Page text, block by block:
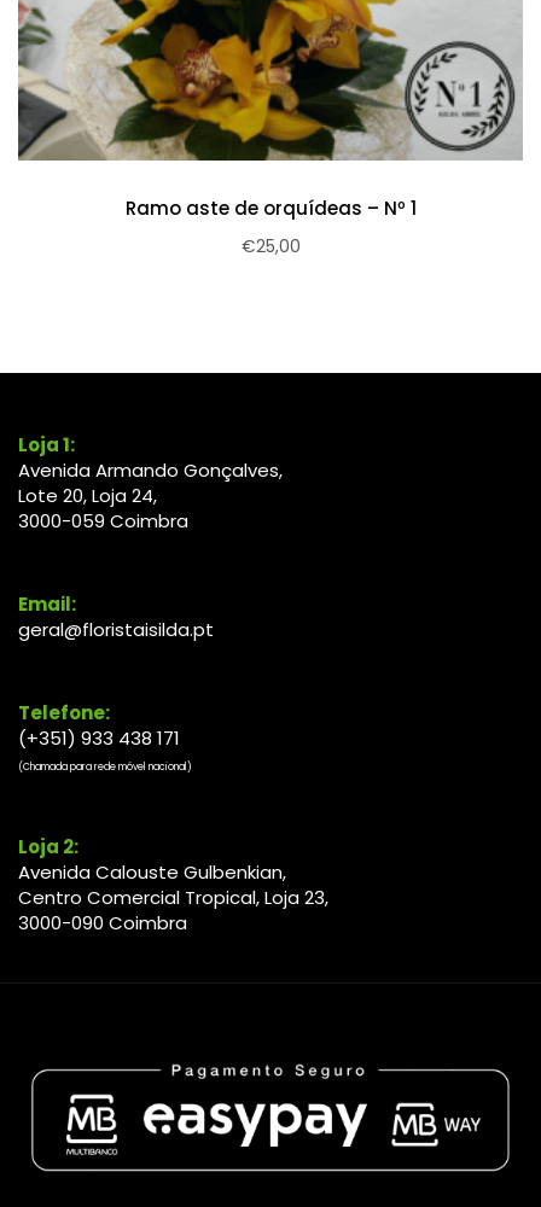
Ramo aste de orquídeas – Nº 1
€25,00
Loja 1:
Avenida Armando Gonçalves,
Lote 20, Loja 24,
3000-059 Coimbra
Email:
geral@floristaisilda.pt
Telefone:
(+351) 933 438 171
(Chamada para rede móvel nacional)
Loja 2:
Avenida Calouste Gulbenkian,
Centro Comercial Tropical, Loja 23,
3000-090 Coimbra